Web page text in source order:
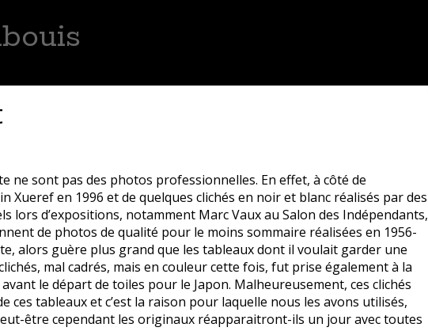
ne sont pas des photos professionnelles. En effet, à côté de
Xueref en 1996 et de quelques clichés en noir et blanc réalisés par des
lors d’expositions, notamment Marc Vaux au Salon des Indépendants,
de photos de qualité pour le moins sommaire réalisées en 1956-
alors guère plus grand que les tableaux dont il voulait garder une
mal cadrés, mais en couleur cette fois, fut prise également à la
le départ de toiles pour le Japon. Malheureusement, ces clichés
ces tableaux et c’est la raison pour laquelle nous les avons utilisés,
être cependant les originaux réapparaitront-ils un jour avec toutes